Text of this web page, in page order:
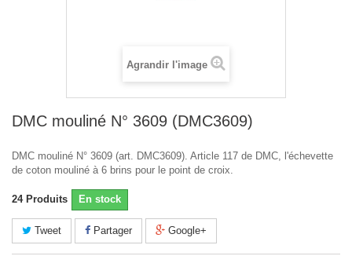
Agrandir l'image
DMC mouliné N° 3609 (DMC3609)
DMC mouliné N° 3609 (art. DMC3609). Article 117 de DMC, l'échevette
de coton mouliné à 6 brins pour le point de croix.
24 Produits En stock
Tweet Partager Google+